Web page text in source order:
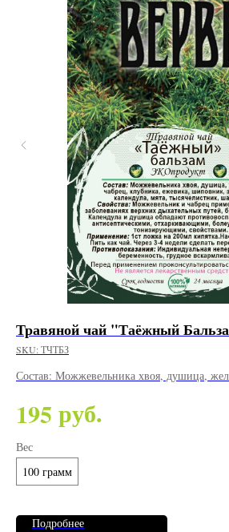
Травяной чай "Таёжный
SKU:ТЧТБЗ
Состав: Можжевельника хвоя, душица,
тысячелистник, шалфей.
195 руб.
Вес
100 грамм
Подробнее